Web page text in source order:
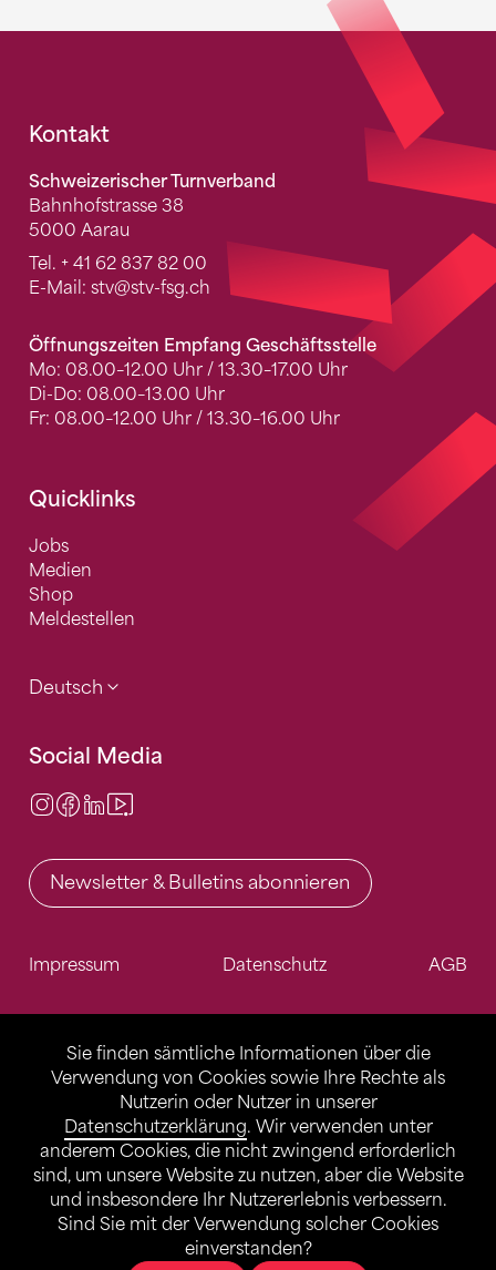
Sie finden sämtliche Informationen über die
Verwendung von Cookies sowie Ihre Rechte als
Nutzerin oder Nutzer in unserer
Datenschutzerklärung. Wir verwenden unter
anderem Cookies, die nicht zwingend erforderlich
sind, um unsere Website zu nutzen, aber die Website
und insbesondere Ihr Nutzererlebnis verbessern.
Sind Sie mit der Verwendung solcher Cookies
einverstanden?
Fusszeile
Kontakt
Schweizerischer Turnverband
Bahnhofstrasse 38
5000 Aarau
Tel. + 41 62 837 82 00
E-Mail: stv@stv-fsg.ch
Öffnungszeiten Empfang Geschäftsstelle
Mo: 08.00–12.00 Uhr / 13.30–17.00 Uhr
Di-Do: 08.00–13.00 Uhr
Fr: 08.00–12.00 Uhr / 13.30–16.00 Uhr
Quicklinks
Jobs
Medien
Shop
Meldestellen
Deutsch
Social Media
Instagram
Facebook
LinkedIn
Newsletter & Bulletins abonnieren
Impressum Datenschutz AGB